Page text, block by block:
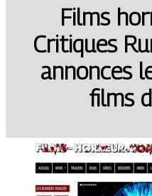
Films
Critiques
annonces
films